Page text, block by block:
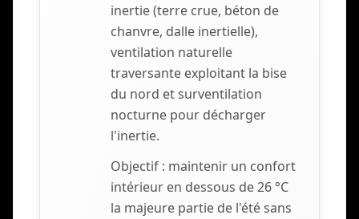
inertie (terre crue, béton de
chanvre, dalle inertielle),
ventilation naturelle
traversante exploitant la bise
du nord et surventilation
nocturne pour décharger
l'inertie.
Objectif : maintenir un confort
intérieur en dessous de 26 °C
la majeure partie de l'été sans